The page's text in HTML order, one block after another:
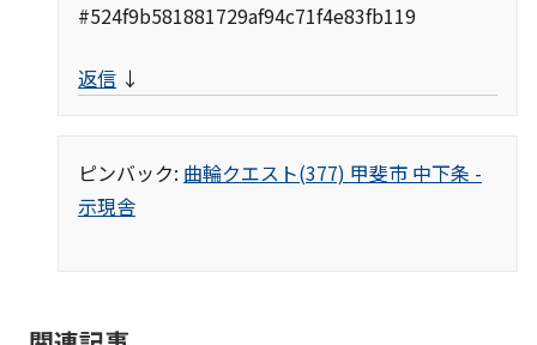
#524f9b581881729af94c71f4e83fb119
返信 ↓
ピンバック: 曲輪クエスト(377) 甲斐市 中下条 -
示現舎